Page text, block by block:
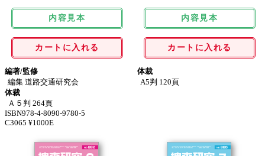
内容見本
カートに入れる
編著/監修
編集 道路交通研究会
体裁
Ａ５判 264頁
ISBN978-4-8090-9780-5
C3065 ¥1000E
内容見本
カートに入れる
体裁
A5判 120頁